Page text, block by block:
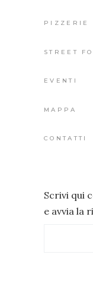
PIZZERIE
STREET
EVENTI
MAPPA
CONTATTI
Scrivi qui
e avvia la